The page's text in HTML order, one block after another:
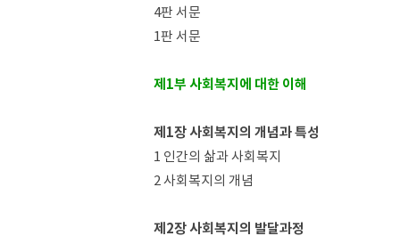
4판 서문
1판 서문
제1부 사회복지에 대한 이해
제1장 사회복지의 개념과 특성
1 인간의 삶과 사회복지
2 사회복지의 개념
제2장 사회복지의 발달과정